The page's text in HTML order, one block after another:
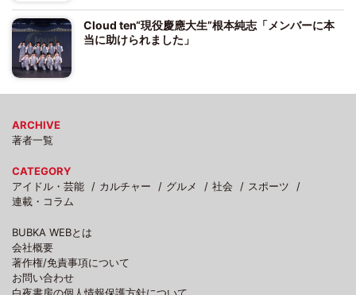
Cloud ten“現役慶應大生”根本純志「メンバーに本
当に助けられました」
ARCHIVE
著者一覧
CATEGORY
アイドル・芸能
カルチャー グルメ 社会
スポーツ
連載・コラム
BUBKA WEBとは
会社概要
著作権/免責事項について
お問い合わせ